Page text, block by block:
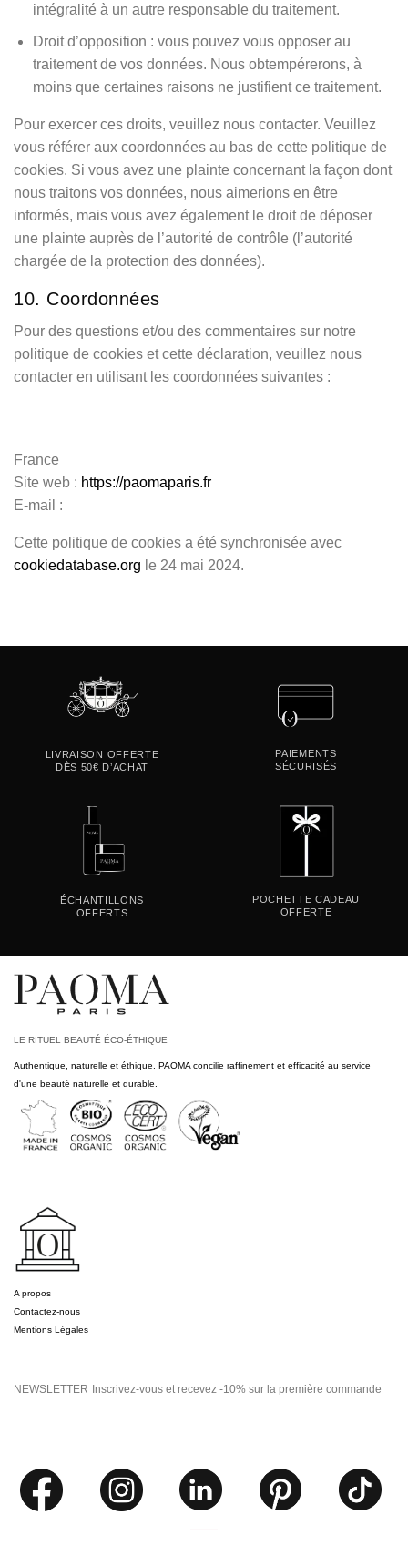
intégralité à un autre responsable du traitement.
Droit d’opposition : vous pouvez vous opposer au
traitement de vos données. Nous obtempérerons, à
moins que certaines raisons ne justifient ce traitement.
Pour exercer ces droits, veuillez nous contacter. Veuillez
vous référer aux coordonnées au bas de cette politique de
cookies. Si vous avez une plainte concernant la façon dont
nous traitons vos données, nous aimerions en être
informés, mais vous avez également le droit de déposer
une plainte auprès de l’autorité de contrôle (l’autorité
chargée de la protection des données).
10. Coordonnées
Pour des questions et/ou des commentaires sur notre
politique de cookies et cette déclaration, veuillez nous
contacter en utilisant les coordonnées suivantes :
France
Site web : https://paomaparis.fr
E-mail :
Cette politique de cookies a été synchronisée avec
cookiedatabase.org le 24 mai 2024.
LIVRAISON OFFERTE
DÈS 50€ D’ACHAT
PAIEMENTS
SÉCURISÉS
ÉCHANTILLONS
OFFERTS
POCHETTE CADEAU
OFFERTE
LE RITUEL BEAUTÉ ÉCO-ÉTHIQUE
Authentique, naturelle et éthique. PAOMA concilie raffinement et efficacité au service
d'une beauté naturelle et durable.
A propos
Contactez-nous
Mentions Légales
NEWSLETTER Inscrivez-vous et recevez -10% sur la première commande